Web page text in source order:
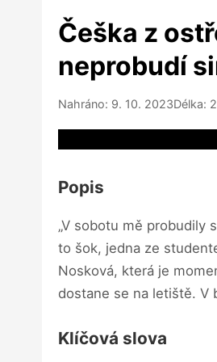
Češka z
neprobudí
Nahráno: 9. 10. 2023Délka:
Popis
„V sobotu mě probudily
to šok, jedna ze
Nosková, která je
dostane se na letiště. V
Klíčová slova